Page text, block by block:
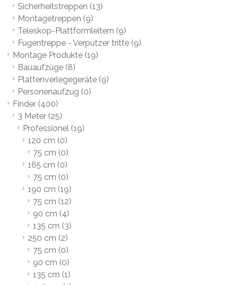
Sicherheitstreppen (13)
Montagetreppen (9)
Teleskop-Plattformleitern (9)
Fugentreppe - Verputzer tritte (9)
Montage Produkte (19)
Bauaufzüge (8)
Plattenverlegegeräte (9)
Personenaufzug (0)
Finder (400)
3 Meter (25)
Professionel (19)
120 cm (0)
75 cm (0)
165 cm (0)
75 cm (0)
190 cm (19)
75 cm (12)
90 cm (4)
135 cm (3)
250 cm (2)
75 cm (0)
90 cm (0)
135 cm (1)